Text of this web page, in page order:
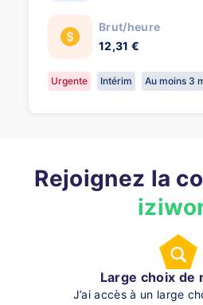
Brut/heure
12,31 €
Urgente Intérim Au moins 3
Rejoignez la
Large choix de
J’ai accès à un large